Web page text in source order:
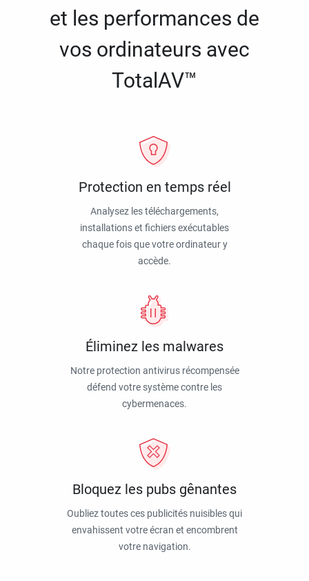
et les performances de
vos ordinateurs avec
TotalAV™
Protection en temps réel
Analysez les téléchargements,
installations et fichiers exécutables
chaque fois que votre ordinateur y
accède.
Éliminez les malwares
Notre protection antivirus récompensée
défend votre système contre les
cybermenaces.
Bloquez les pubs gênantes
Oubliez toutes ces publicités nuisibles qui
envahissent votre écran et encombrent
votre navigation.